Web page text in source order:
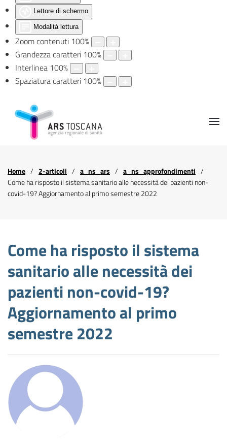
Lettore di schermo
Modalità lettura
Zoom contenuti 100%
Grandezza caratteri 100%
Interlinea 100%
Spaziatura caratteri 100%
Home 2-articoli a_ns_ars
a_ns_approfondimenti
Come ha risposto il sistema sanitario alle necessità dei pazienti non-
covid-19? Aggiornamento al primo semestre 2022
Come ha risposto il sistema
sanitario alle necessità dei
pazienti non-covid-19?
Aggiornamento al primo
semestre 2022